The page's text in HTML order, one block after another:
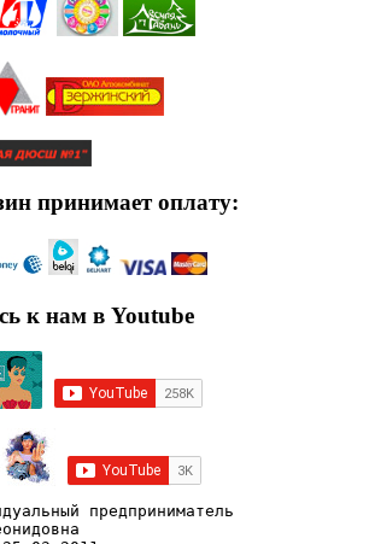
принимает оплату:
к нам в Youtube
предприниматель